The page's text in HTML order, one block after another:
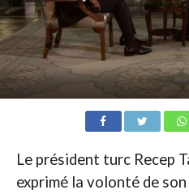
Le président turc Recep
exprimé la volonté de